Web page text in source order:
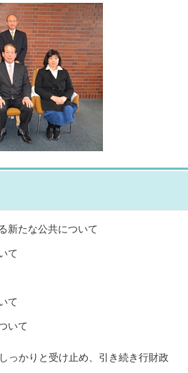
新たな公共について
て
て
いて
っかりと受け止め、引き続き行財政